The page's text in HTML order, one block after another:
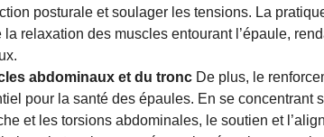
posturale et soulager les tensions. La
relaxation des muscles entourant l’épaule,
abdominaux et du tronc De plus, le
pour la santé des épaules. En se concentrant
et les torsions abdominales, le soutien et